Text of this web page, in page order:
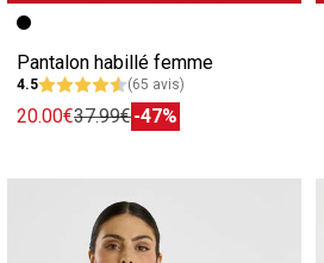
Image précédente
Image suivante
Pantalon habillé femme
4.5 (65 avis)
20.00€37.99€-47%